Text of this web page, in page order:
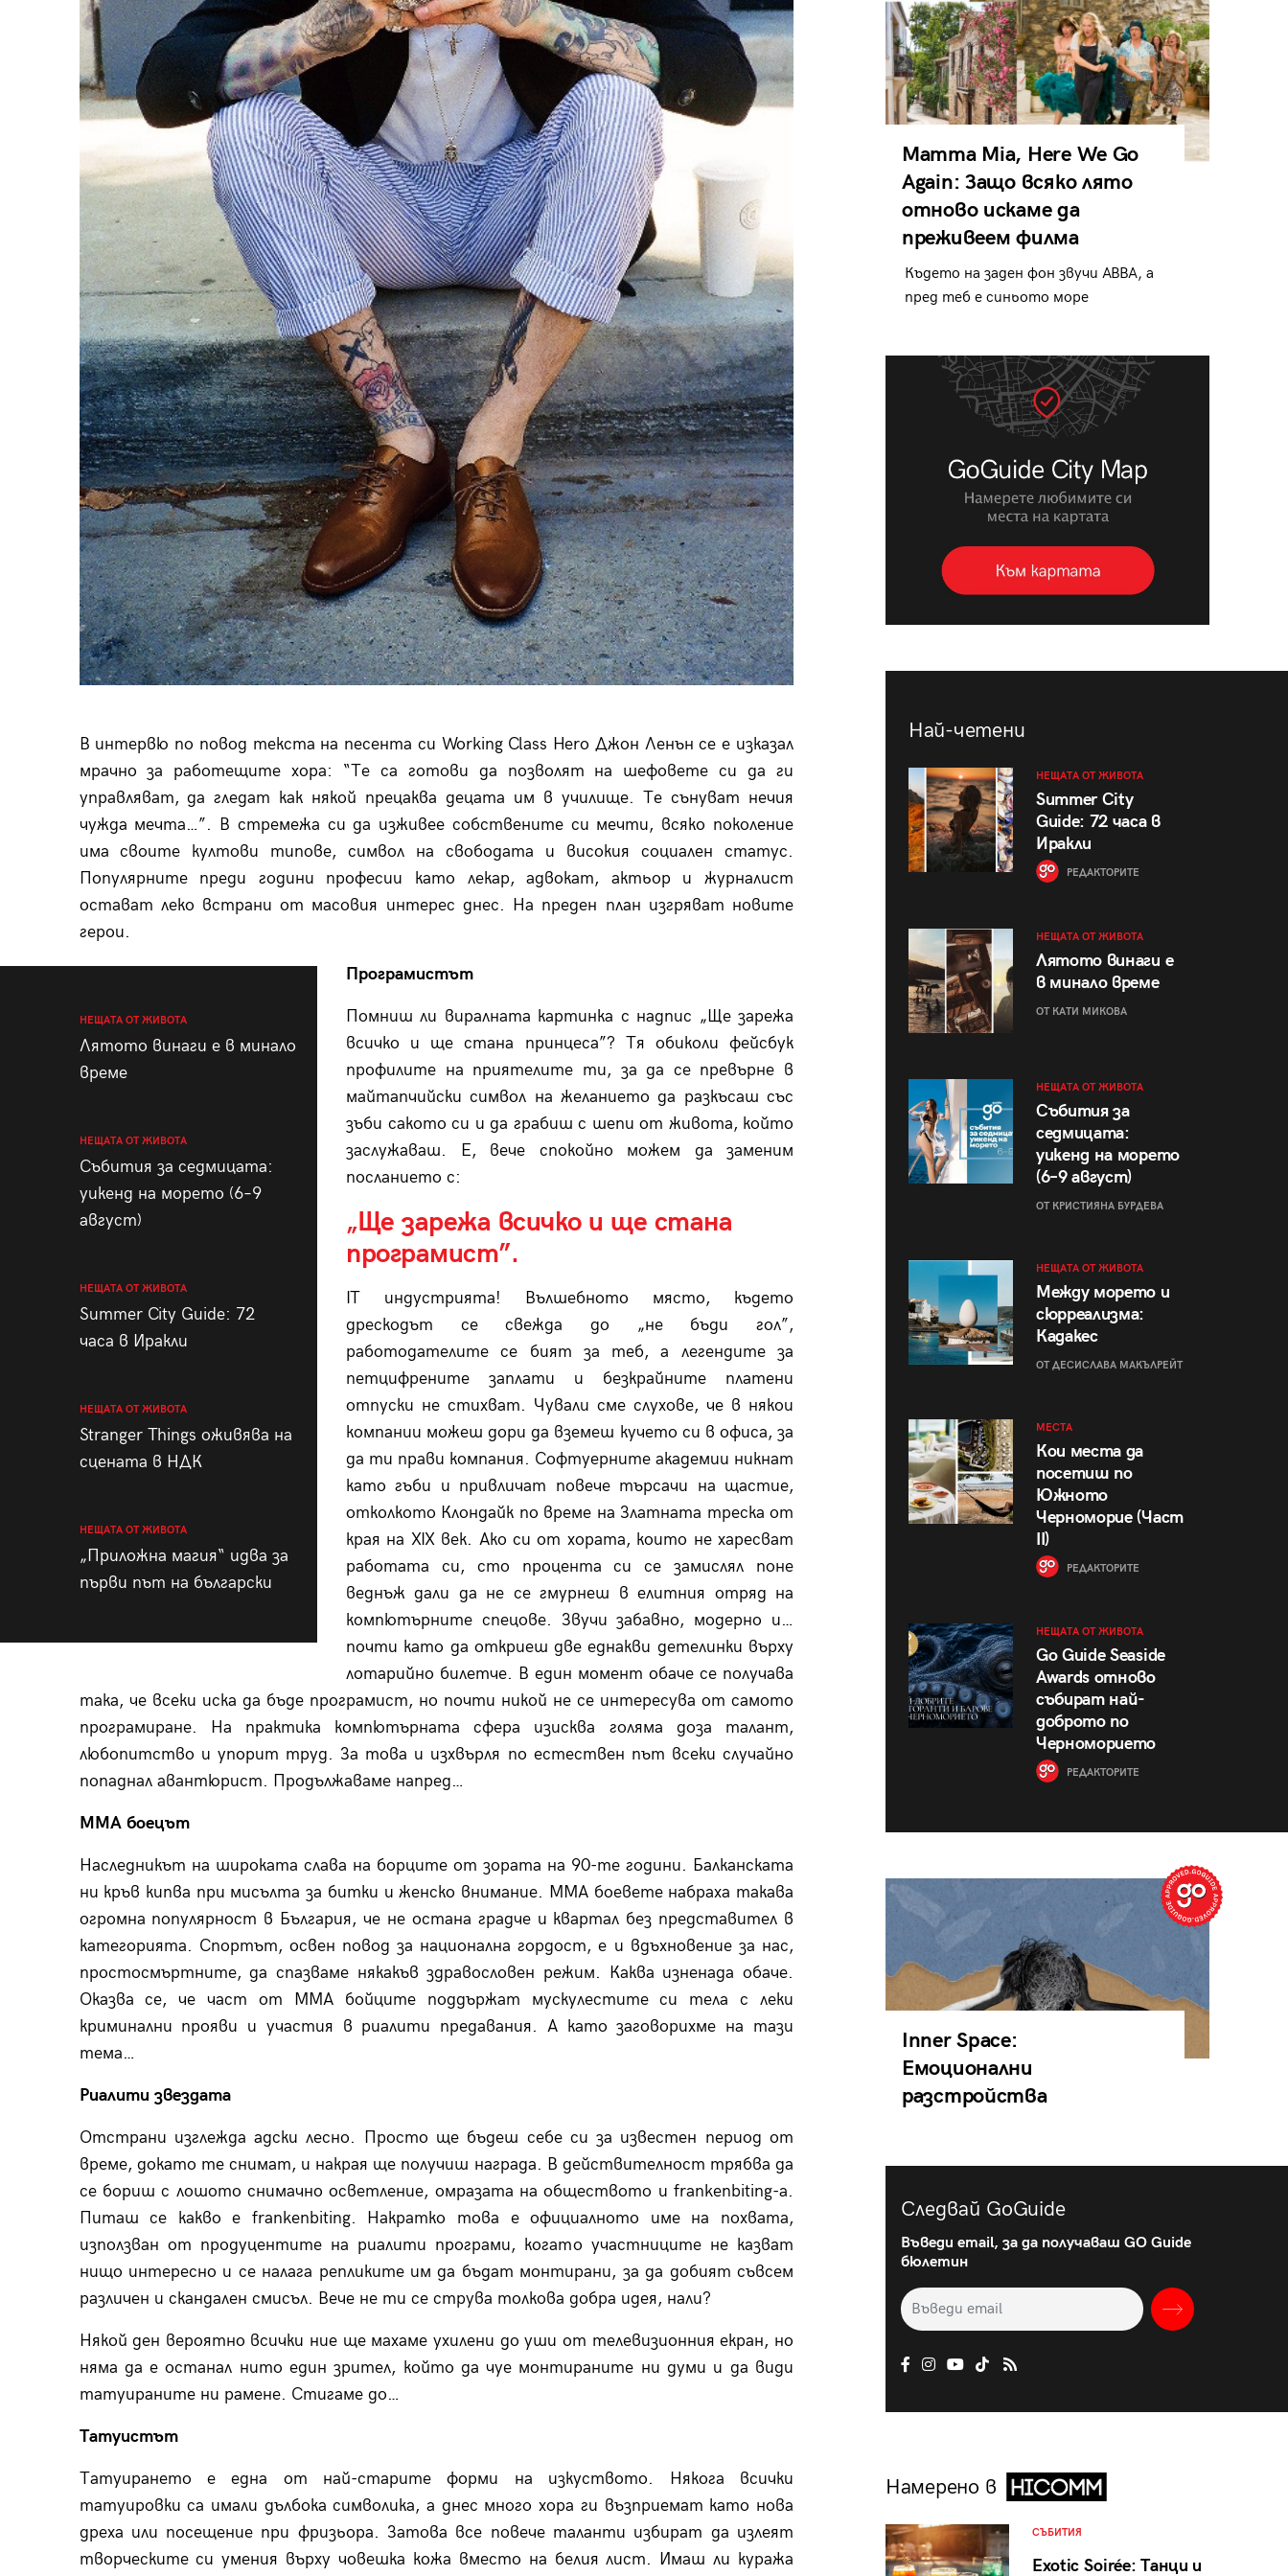
В интервю по повод текста на песента си Working Class Hero Джон Ленън се е изказал
мрачно за работещите хора: “Те са готови да позволят на шефовете си да ги
управляват, да гледат как някой прецаква децата им в училище. Те сънуват нечия
чужда мечта…”. В стремежа си да изживее собствените си мечти, всяко поколение
има своите култови типове, символ на свободата и високия социален статус.
Популярните преди години професии като лекар, адвокат, актьор и журналист
остават леко встрани от масовия интерес днес. На преден план изгряват новите
герои.
НЕЩАТА ОТ ЖИВОТА
Лятото винаги е в минало
време
НЕЩАТА ОТ ЖИВОТА
Събития за седмицата:
уикенд на морето (6–9
август)
НЕЩАТА ОТ ЖИВОТА
Summer City Guide: 72
часа в Иракли
НЕЩАТА ОТ ЖИВОТА
Stranger Things оживява на
сцената в НДК
НЕЩАТА ОТ ЖИВОТА
„Приложна магия“ идва за
първи път на български
Програмистът
Помниш ли виралната картинка с надпис „Ще зарежа
всичко и ще стана принцеса”? Тя обиколи фейсбук
профилите на приятелите ти, за да се превърне в
майтапчийски символ на желанието да разкъсаш със
зъби сакото си и да грабиш с шепи от живота, който
заслужаваш. Е, вече спокойно можем да заменим
посланието с:
„Ще зарежа всичко и ще стана
програмист”.
IT индустрията! Вълшебното място, където
дрескодът се свежда до „не бъди гол”,
работодателите се бият за теб, а легендите за
петцифрените заплати и безкрайните платени
отпуски не стихват. Чували сме слухове, че в някои
компании можеш дори да вземеш кучето си в офиса, за
да ти прави компания. Софтуерните академии никнат
като гъби и привличат повече търсачи на щастие,
отколкото Клондайк по време на Златната треска от
края на XIX век. Ако си от хората, които не харесват
работата си, сто процента си се замислял поне
веднъж дали да не се гмурнеш в елитния отряд на
компютърните спецове. Звучи забавно, модерно и…
почти като да откриеш две еднакви детелинки върху
лотарийно билетче. В един момент обаче се получава
така, че всеки иска да бъде програмист, но почти никой не се интересува от самото
програмиране. На практика компютърната сфера изисква голяма доза талант,
любопитство и упорит труд. За това и изхвърля по естествен път всеки случайно
попаднал авантюрист. Продължаваме напред…
ММА боецът
Наследникът на широката слава на борците от зората на 90-те години. Балканската
ни кръв кипва при мисълта за битки и женско внимание. ММА боевете набраха такава
огромна популярност в България, че не остана градче и квартал без представител в
категорията. Спортът, освен повод за национална гордост, е и вдъхновение за нас,
простосмъртните, да спазваме някакъв здравословен режим. Каква изненада обаче.
Оказва се, че част от ММА бойците поддържат мускулестите си тела с леки
криминални прояви и участия в риалити предавания. А като заговорихме на тази
тема…
Риалити звездата
Отстрани изглежда адски лесно. Просто ще бъдеш себе си за известен период от
време, докато те снимат, и накрая ще получиш награда. В действителност трябва да
се бориш с лошото снимачно осветление, омразата на обществото и frankenbiting-а.
Питаш се какво е frankenbiting. Накратко това е официалното име на похвата,
използван от продуцентите на риалити програми, когато участниците не казват
нищо интересно и се налага репликите им да бъдат монтирани, за да добият съвсем
различен и скандален смисъл. Вече не ти се струва толкова добра идея, нали?
Някой ден вероятно всички ние ще махаме ухилени до уши от телевизионния екран, но
няма да е останал нито един зрител, който да чуе монтираните ни думи и да види
татуираните ни рамене. Стигаме до…
Татуистът
Татуирането е една от най-старите форми на изкуството. Някога всички
татуировки са имали дълбока символика, а днес много хора ги възприемат като нова
дреха или посещение при фризьора. Затова все повече таланти избират да излеят
творческите си умения върху човешка кожа вместо на белия лист. Имаш ли куража
Mamma Mia, Here We Go
Again: Защо всяко лято
отново искаме да
преживеем филма
Където на заден фон звучи ABBA, а
пред теб е синьото море
Най-четени
НЕЩАТА ОТ ЖИВОТА
Summer City
Guide: 72 часа в
Иракли
РЕДАКТОРИТЕ
НЕЩАТА ОТ ЖИВОТА
Лятото винаги е
в минало време
ОТ КАТИ МИКОВА
НЕЩАТА ОТ ЖИВОТА
Събития за
седмицата:
уикенд на морето
(6–9 август)
ОТ КРИСТИЯНА БУРДЕВА
НЕЩАТА ОТ ЖИВОТА
Между морето и
сюрреализма:
Кадакес
ОТ ДЕСИСЛАВА МАКЪЛРЕЙТ
МЕСТА
Кои места да
посетиш по
Южното
Черноморие (Част
II)
РЕДАКТОРИТЕ
НЕЩАТА ОТ ЖИВОТА
Go Guide Seaside
Awards отново
събират най-
доброто по
Черноморието
РЕДАКТОРИТЕ
Inner Space:
Емоционални
разстройства
Следвай GoGuide
Въведи email, за да получаваш GO Guide
бюлетин
Намерено в
СЪБИТИЯ
Exotic Soirée: Танци и